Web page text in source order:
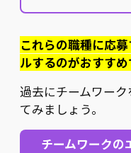
これらの職種に応
ルするのがおすすめ
過去にチームワー
てみましょう。
チームワークの